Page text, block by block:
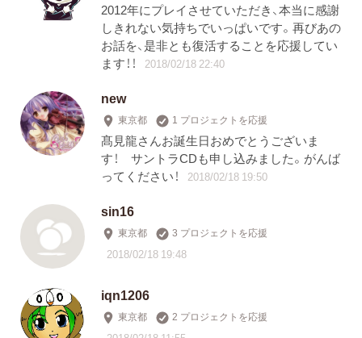
2012年にプレイさせていただき、本当に感謝
しきれない気持ちでいっぱいです。再びあの
お話を、是非とも復活することを応援してい
ます！！
2018/02/18 22:40
new
東京都 1 プロジェクトを応援
髙見龍さんお誕生日おめでとうございま
す！ サントラCDも申し込みました。がんば
ってください！
2018/02/18 19:50
sin16
東京都 3 プロジェクトを応援
2018/02/18 19:48
iqn1206
東京都 2 プロジェクトを応援